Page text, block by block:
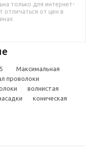
только для интернет-
отличаться от цен в
проволоки
волнистая
коническая